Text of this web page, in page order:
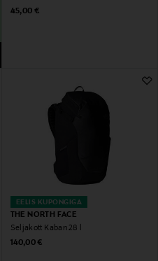
Original Price
45,00 €
EELIS KUPONGIGA
THE NORTH FACE
Seljakott Kaban 28 l
Original Price
140,00 €